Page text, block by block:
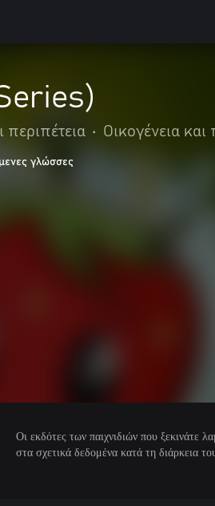
περιπέτεια • Οικογένεια και
γλώσσες
Οι εκδότες των παιχνιδιών που ξεκινάτε
στα σχετικά δεδομένα κατά τη διάρκεια